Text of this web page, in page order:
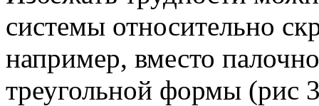
системы относительно
например, вместо
треугольной формы (рис